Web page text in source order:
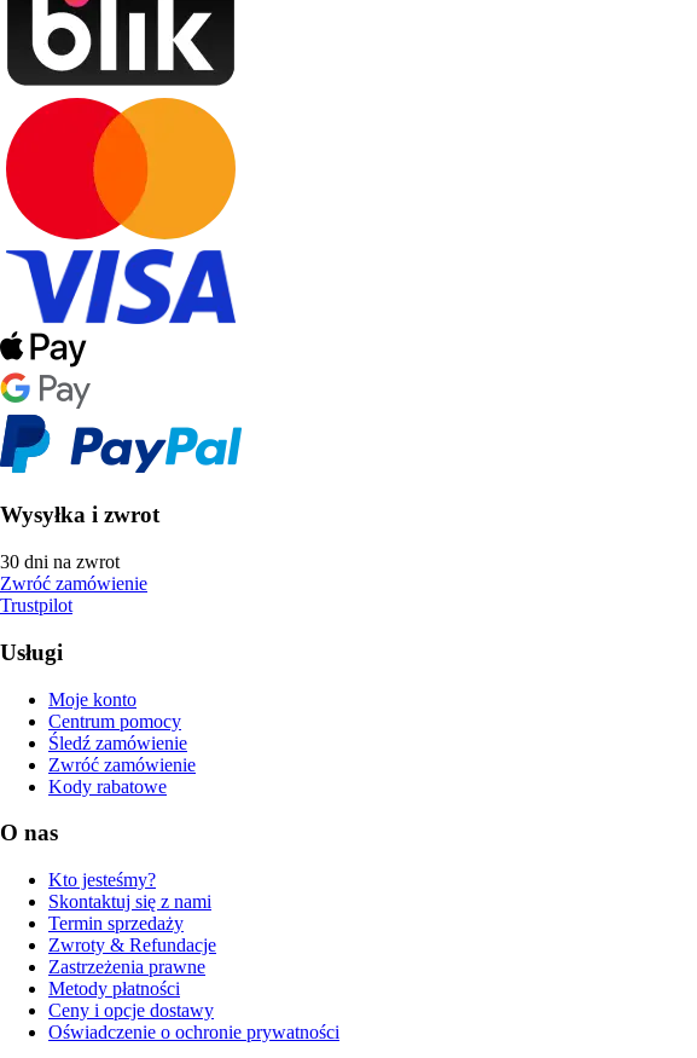
Wysyłka i zwrot
30 dni na zwrot
Zwróć zamówienie
Trustpilot
Usługi
Moje konto
Centrum pomocy
Śledź zamówienie
Zwróć zamówienie
Kody rabatowe
O nas
Kto jesteśmy?
Skontaktuj się z nami
Termin sprzedaży
Zwroty & Refundacje
Zastrzeżenia prawne
Metody płatności
Ceny i opcje dostawy
Oświadczenie o ochronie prywatności